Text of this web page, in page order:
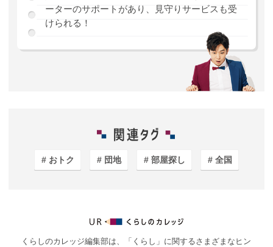
ーターのサポートがあり、見守りサービスも受
けられる！
おトク 団地 部屋探し 全国
くらしのカレッジ編集部は、「くらし」に関するさまざまなヒン